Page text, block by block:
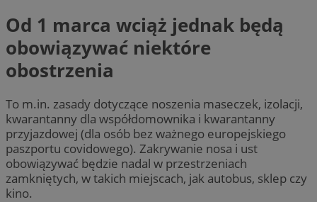
Od 1 marca wciąż jednak będą
obowiązywać niektóre
obostrzenia
To m.in. zasady dotyczące noszenia maseczek, izolacji,
kwarantanny dla współdomownika i kwarantanny
przyjazdowej (dla osób bez ważnego europejskiego
paszportu covidowego). Zakrywanie nosa i ust
obowiązywać będzie nadal w przestrzeniach
zamkniętych, w takich miejscach, jak autobus, sklep czy
kino.